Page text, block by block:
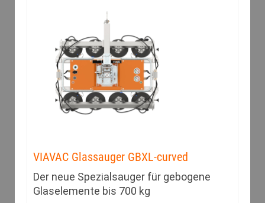
VIAVAC Glassauger GBXL-curved
Der neue Spezialsauger für gebogene
Glaselemente bis 700 kg